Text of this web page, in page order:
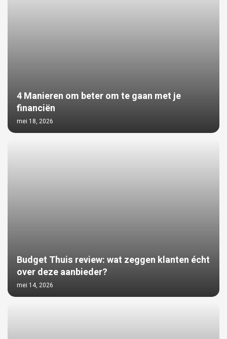
4 Manieren om beter om te gaan met je
financiën
mei 18, 2026
Budget Thuis review: wat zeggen klanten écht
over deze aanbieder?
mei 14, 2026